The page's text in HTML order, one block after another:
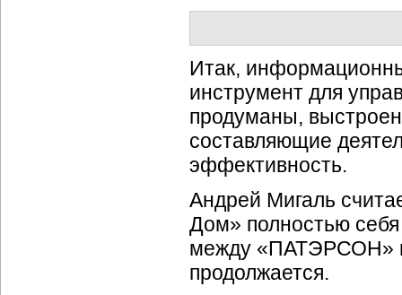
Итак,
инструмент для
продуманы,
составляющие
эффективность.
Андрей Мигаль
Дом» полностью
между «ПАТЭРСОН»
продолжается.